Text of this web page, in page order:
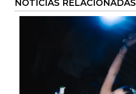
NOTICIAS RELACIONADAS